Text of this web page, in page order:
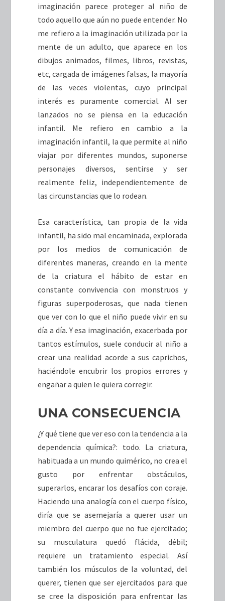
imaginación parece proteger al niño de
todo aquello que aún no puede entender. No
me refiero a la imaginación utilizada por la
mente de un adulto, que aparece en los
dibujos animados, filmes, libros, revistas,
etc, cargada de imágenes falsas, la mayoría
de las veces violentas, cuyo principal
interés es puramente comercial. Al ser
lanzados no se piensa en la educación
infantil. Me refiero en cambio a la
imaginación infantil, la que permite al niño
viajar por diferentes mundos, suponerse
personajes diversos, sentirse y ser
realmente feliz, independientemente de
las circunstancias que lo rodean.
Esa característica, tan propia de la vida
infantil, ha sido mal encaminada, explorada
por los medios de comunicación de
diferentes maneras, creando en la mente
de la criatura el hábito de estar en
constante convivencia con monstruos y
figuras superpoderosas, que nada tienen
que ver con lo que el niño puede vivir en su
día a día. Y esa imaginación, exacerbada por
tantos estímulos, suele conducir al niño a
crear una realidad acorde a sus caprichos,
haciéndole encubrir los propios errores y
engañar a quien le quiera corregir.
UNA CONSECUENCIA
¿Y qué tiene que ver eso con la tendencia a la
dependencia química?: todo. La criatura,
habituada a un mundo quimérico, no crea el
gusto por enfrentar obstáculos,
superarlos, encarar los desafíos con coraje.
Haciendo una analogía con el cuerpo físico,
diría que se asemejaría a querer usar un
miembro del cuerpo que no fue ejercitado;
su musculatura quedó flácida, débil;
requiere un tratamiento especial. Así
también los músculos de la voluntad, del
querer, tienen que ser ejercitados para que
se cree la disposición para enfrentar las